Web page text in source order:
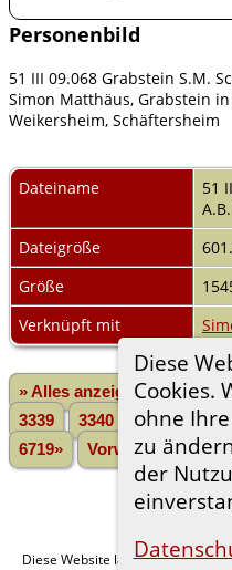
Diese
Cookies.
ohne
zu
der
Personenbild
51 III 09.068 Grabstein S.M.
Simon Matthäus, Grabstein
Weikersheim, Schäftersheim
Dateiname
51
Dateigröße
Größe
Verknüpft mit
» Alles anzeigen
3339
3340 3341 3342
6719»
Vorwärts»
Diese Website läuft mitThe Next